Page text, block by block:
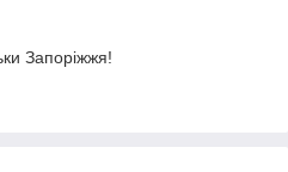
Запоріжжя!